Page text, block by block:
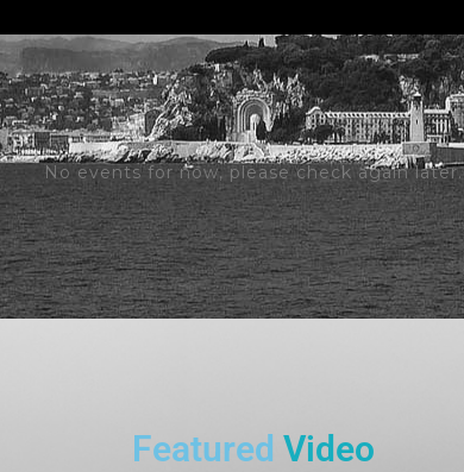
No events for now, please check again later.
Featured Video